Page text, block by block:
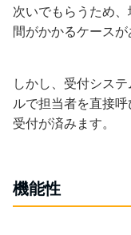
次いでもらうため
間がかかるケースが
しかし、受付シス
ルで担当者を直接
受付が済みます。
機能性